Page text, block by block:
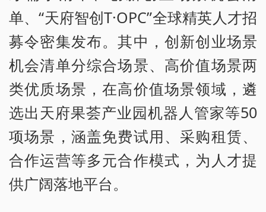
单、“天府智创T·OPC”全球精英人才招
募令密集发布。其中，创新创业场景
机会清单分综合场景、高价值场景两
类优质场景，在高价值场景领域，遴
选出天府果荟产业园机器人管家等50
项场景，涵盖免费试用、采购租赁、
合作运营等多元合作模式，为人才提
供广阔落地平台。